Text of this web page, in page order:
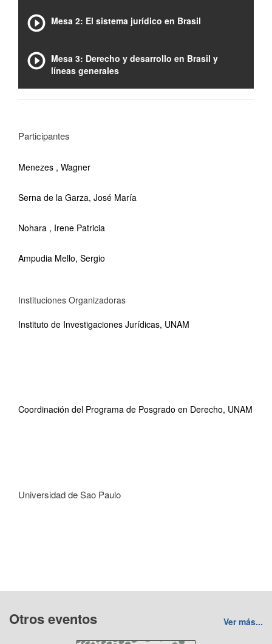
Mesa 2: El sistema jurídico en Brasil
Mesa 3: Derecho y desarrollo en Brasil y
líneas generales
Participantes
Menezes , Wagner
Serna de la Garza, José María
Nohara , Irene Patricia
Ampudia Mello, Sergio
Instituciones Organizadoras
Instituto de Investigaciones Jurídicas, UNAM
Coordinación del Programa de Posgrado en Derecho, UNAM
Universidad de Sao Paulo
Otros eventos Ver más...